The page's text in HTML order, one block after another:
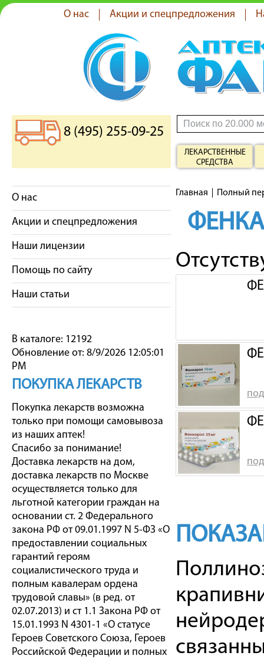
О нас Акции и спецпредложения
8 (495) 255-09-25
ЛЕКАРСТВЕННЫЕ
СРЕДСТВА
О нас
Акции и спецпредложения
Наши лицензии
Помощь по сайту
Наши статьи
В каталоге: 12192
Обновление от: 8/9/2026 12:05:01
PM
ПОКУПКА ЛЕКАРСТВ
Покупка лекарств возможна
только при помощи самовывоза
из наших аптек!
Спасибо за понимание!
Доставка лекарств на дом,
доставка лекарств по Москве
осуществляется только для
льготной категории граждан на
основании ст. 2 Федерального
закона РФ от 09.01.1997 N 5-ФЗ «О
предоставлении социальных
гарантий героям
социалистического труда и
полным кавалерам ордена
трудовой славы» (в ред. от
02.07.2013) и ст 1.1 Закона РФ от
15.01.1993 N 4301-1 «О статусе
Героев Советского Союза, Героев
Российской Федерации и полных
Главная Полный